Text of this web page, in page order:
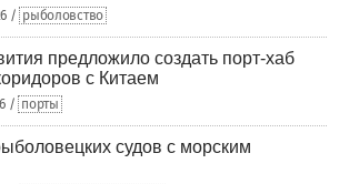
/ рыболовство
предложило создать порт-хаб
с Китаем
/ порты
судов с морским